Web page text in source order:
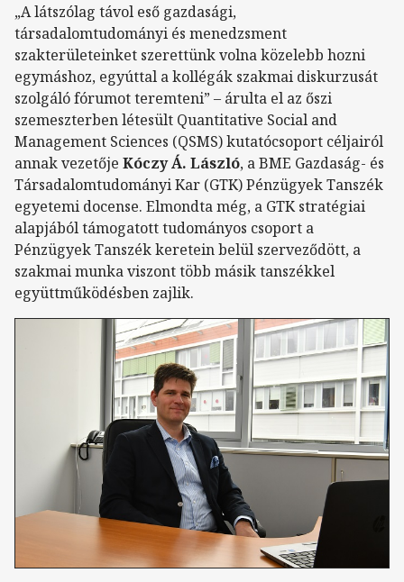
„A látszólag távol eső gazdasági,
társadalomtudományi és menedzsment
szakterületeinket szerettünk volna közelebb hozni
egymáshoz, egyúttal a kollégák szakmai diskurzusát
szolgáló fórumot teremteni” – árulta el az őszi
szemeszterben létesült Quantitative Social and
Management Sciences (QSMS) kutatócsoport céljairól
annak vezetője Kóczy Á. László, a BME Gazdaság- és
Társadalomtudományi Kar (GTK) Pénzügyek Tanszék
egyetemi docense. Elmondta még, a GTK stratégiai
alapjából támogatott tudományos csoport a
Pénzügyek Tanszék keretein belül szerveződött, a
szakmai munka viszont több másik tanszékkel
együttműködésben zajlik.